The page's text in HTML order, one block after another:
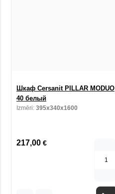
Шкаф Cersanit PILLAR MODUO
40 белый
Izmēri: 395x340x1600
217,00 €